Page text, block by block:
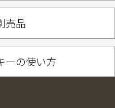
売品
ーの使い方